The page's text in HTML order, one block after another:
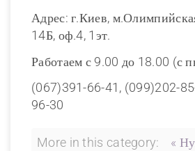
Адрес: г.Киев,
14Б, оф.4, 1эт.
Работаем с 9.00 до 18.00 (с
(067)391-66-41, (099)202-
96-30
More in this category:
«